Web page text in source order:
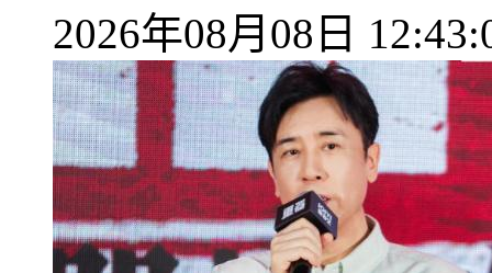
2026年08月08日